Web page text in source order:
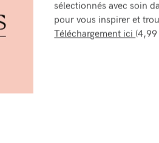
sélectionnés avec soin
pour vous inspirer et
Téléchargement ici(4,99